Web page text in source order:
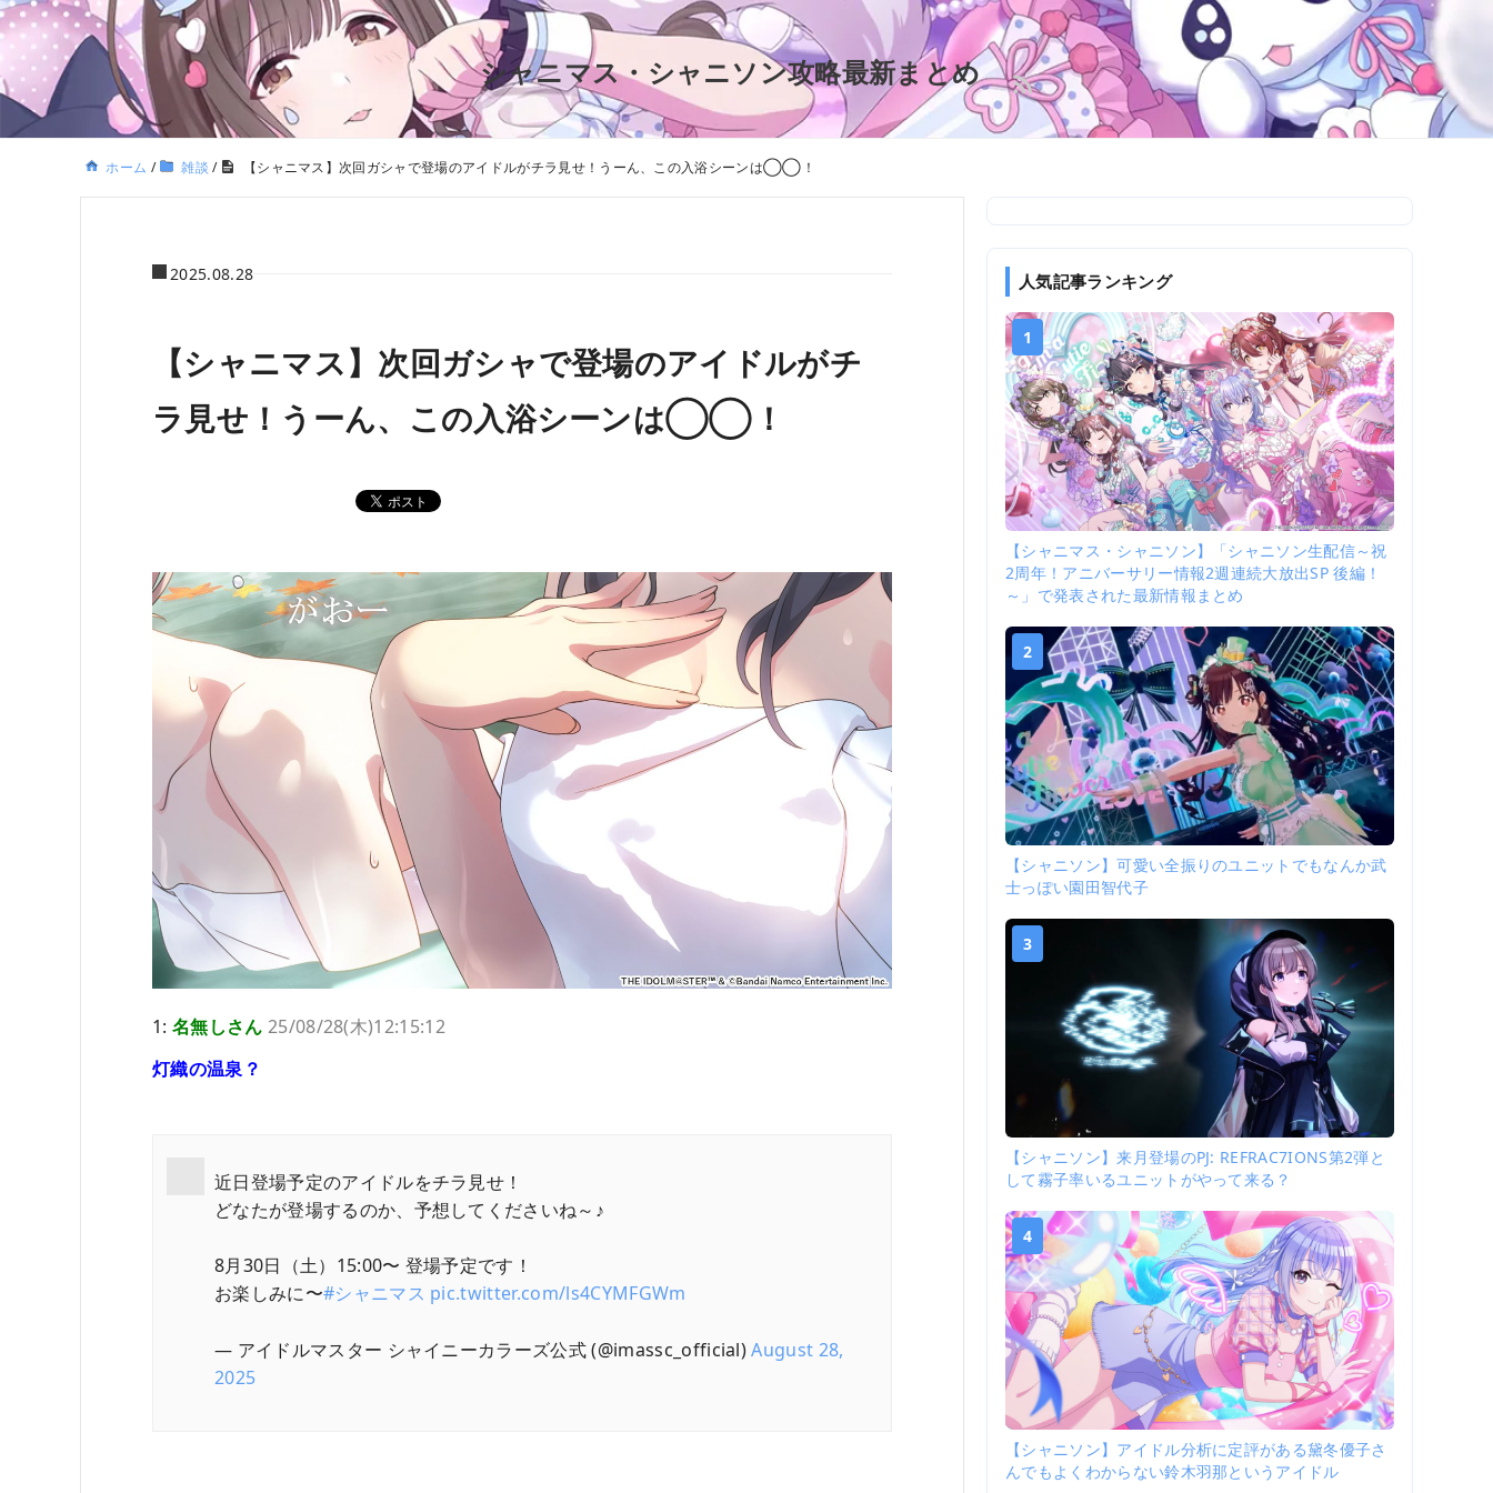
シャニマス・シャニソン攻略最新まとめ
ホーム / 雑談 / 【シャニマス】次回ガシャで登場のアイドルがチラ見せ！うーん、この入浴シーンは◯◯！
2025.08.28
【シャニマス】次回ガシャで登場のアイドルがチ
ラ見せ！うーん、この入浴シーンは◯◯！
1: 名無しさん 25/08/28(木)12:15:12
灯織の温泉？
近日登場予定のアイドルをチラ見せ！
どなたが登場するのか、予想してくださいね～♪
8月30日（土）15:00〜 登場予定です！
お楽しみに〜#シャニマス pic.twitter.com/ls4CYMFGWm
— アイドルマスター シャイニーカラーズ公式 (@imassc_official)August 28,
2025
人気記事ランキング
1
【シャニマス・シャニソン】「シャニソン生配信～祝
2周年！アニバーサリー情報2週連続大放出SP 後編！
～」で発表された最新情報まとめ
2
【シャニソン】可愛い全振りのユニットでもなんか武
士っぽい園田智代子
3
【シャニソン】来月登場のPJ: REFRAC7IONS第2弾と
して霧子率いるユニットがやって来る？
4
【シャニソン】アイドル分析に定評がある黛冬優子さ
んでもよくわからない鈴木羽那というアイドル